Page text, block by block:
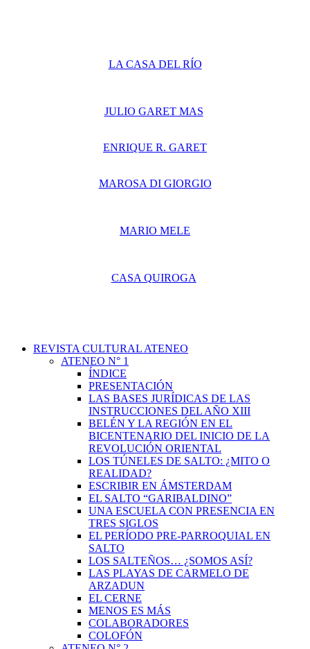
LA CASA DEL RÍO
JULIO GARET MAS
ENRIQUE R. GARET
MAROSA DI GIORGIO
MARIO MELE
CASA QUIROGA
REVISTA CULTURAL ATENEO
ATENEO N° 1
ÍNDICE
PRESENTACIÓN
LAS BASES JURÍDICAS DE LAS
INSTRUCCIONES DEL AÑO XIII
BELÉN Y LA REGIÓN EN EL
BICENTENARIO DEL INICIO DE LA
REVOLUCIÓN ORIENTAL
LOS TÚNELES DE SALTO: ¿MITO O
REALIDAD?
ESCRIBIR EN ÁMSTERDAM
EL SALTO “GARIBALDINO”
UNA ESCUELA CON PRESENCIA EN
TRES SIGLOS
EL PERÍODO PRE-PARROQUIAL EN
SALTO
LOS SALTEÑOS… ¿SOMOS ASÍ?
LAS PLAYAS DE CARMELO DE
ARZADUN
EL CERNE
MENOS ES MÁS
COLABORADORES
COLOFÓN